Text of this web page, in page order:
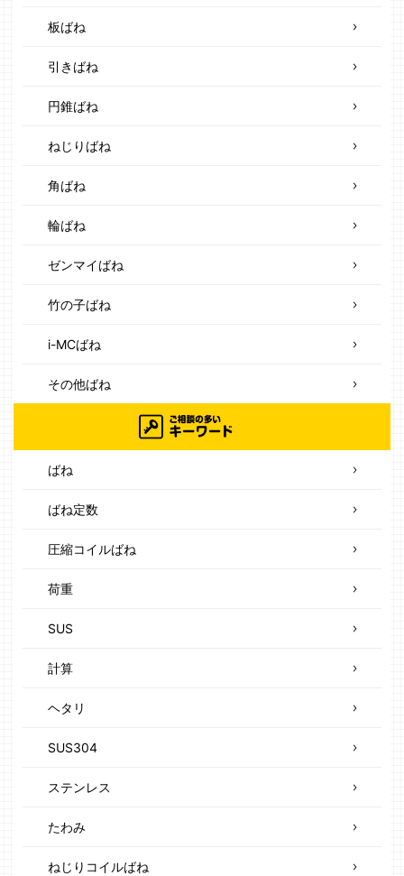
板ばね
引きばね
円錐ばね
ねじりばね
角ばね
輪ばね
ゼンマイばね
竹の子ばね
i-MCばね
その他ばね
ばね
ばね定数
圧縮コイルばね
荷重
SUS
計算
ヘタリ
SUS304
ステンレス
たわみ
ねじりコイルばね